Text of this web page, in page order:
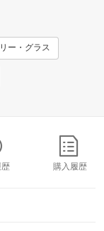
ー・グラス
購入履歴